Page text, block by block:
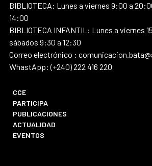
BIBLIOTECA: Lunes a viernes 9:00 a
14:00
BIBLIOTECA INFANTIL: Lunes a viernes
sábados 9:30 a 12:30
Correo electrónico :
WhastApp: (+240) 222 416 220
CCE
PARTICIPA
PUBLICACIONES
ACTUALIDAD
EVENTOS